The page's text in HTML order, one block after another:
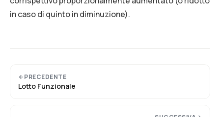
in caso di quinto in diminuzione).
PRECEDENTE
Lotto Funzionale